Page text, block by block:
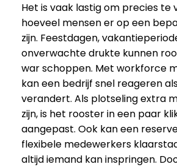
Het is vaak lastig om precies te
hoeveel mensen er op een
zijn. Feestdagen,
onverwachte drukte kunnen
war schoppen. Met workforce
kan een bedrijf snel reageren
verandert. Als plotseling extra
zijn, is het rooster in een paar
aangepast. Ook kan een
flexibele medewerkers
altijd iemand kan inspringen.